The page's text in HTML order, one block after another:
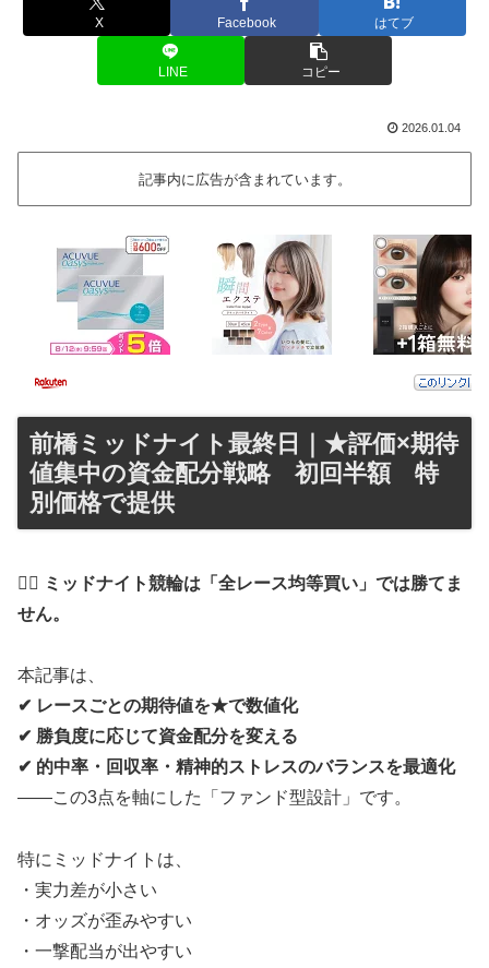
X Facebook はてブ
LINE コピー
2026.01.04
記事内に広告が含まれています。
前橋ミッドナイト最終日｜★評価×期待
値集中の資金配分戦略 初回半額 特
別価格で提供
🚴‍♂️ ミッドナイト競輪は「全レース均等買い」では勝てま
せん。
本記事は、
✔ レースごとの期待値を★で数値化
✔ 勝負度に応じて資金配分を変える
✔ 的中率・回収率・精神的ストレスのバランスを最適化
――この3点を軸にした「ファンド型設計」です。
特にミッドナイトは、
・実力差が小さい
・オッズが歪みやすい
・一撃配当が出やすい